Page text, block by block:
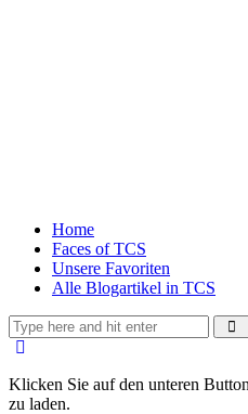
Home
Faces of TCS
Unsere Favoriten
Alle Blogartikel in TCS
Klicken Sie auf den unteren
zu laden.